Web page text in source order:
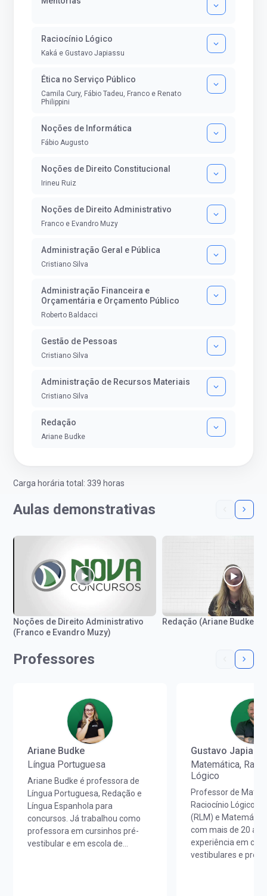
Raciocínio Lógico
Kaká e Gustavo Japiassu
Ética no Serviço Público
Camila Cury, Fábio Tadeu, Franco e Renato
Philippini
Noções de Informática
Fábio Augusto
Noções de Direito Constitucional
Irineu Ruiz
Noções de Direito Administrativo
Franco e Evandro Muzy
Administração Geral e Pública
Cristiano Silva
Administração Financeira e
Orçamentária e Orçamento Público
Roberto Baldacci
Gestão de Pessoas
Cristiano Silva
Administração de Recursos Materiais
Cristiano Silva
Redação
Ariane Budke
Carga horária total: 339 horas
Aulas demonstrativas
Noções de Direito Administrativo
(Franco e Evandro Muzy)
Redação (Ariane Budke)
Professores
Ariane Budke
Língua Portuguesa
Ariane Budke é professora de
Língua Portuguesa, Redação e
Língua Espanhola para
concursos. Já trabalhou como
professora em cursinhos pré-
vestibular e em escola de
Gustavo
Matemática,
Lógico
Professor de
Raciocínio Lógico
(RLM) e
com mais de 20
experiência em
vestibulares e